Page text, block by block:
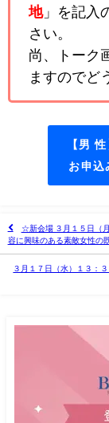
地」を記入
さい。
尚、トーク
ますのでど
【男 性
お申込
☆新会場 ３月１５日（
容に興味のある素敵女性の
３月１７日（水）１３：